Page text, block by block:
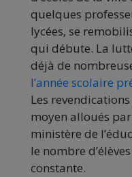
quelques
lycées, se
qui débute. La
déjà de
l’année scolaire
Les
moyen alloués
ministère de
le nombre
constante.